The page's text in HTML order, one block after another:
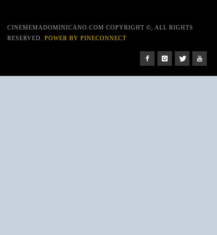
CINEMEMADOMINICANO.COM COPYRIGHT ©, ALL RIGHTS
RESERVED. POWER BY PINECONNECT